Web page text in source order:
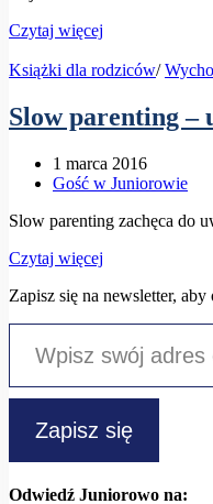
Czytaj więcej
Książki dla rodziców/
Slow parenting –
1 marca 2016
Gość w Juniorowie
Slow parenting zachęca do
Czytaj więcej
Zapisz się na newsletter,
Wpisz swój adres e-mail…
Zapisz się
Odwiedź Juniorowo na: